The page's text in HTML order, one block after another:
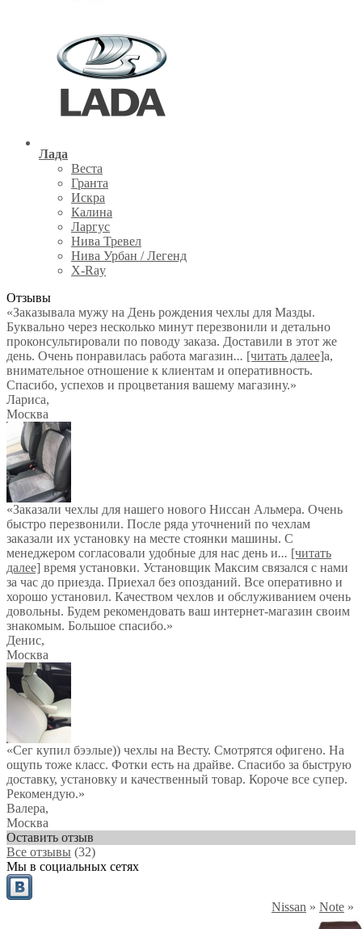
Лада
Веста
Гранта
Искра
Калина
Ларгус
Нива Тревел
Нива Урбан / Легенд
X-Ray
Отзывы
«Заказывала мужу на День рождения чехлы для Мазды.
Буквально через несколько минут перезвонили и детально
проконсультировали по поводу заказа. Доставили в этот же
день. Очень понравилась работа магазин... [читать далее]а,
внимательное отношение к клиентам и оперативность.
Спасибо, успехов и процветания вашему магазину.»
Лариса,
Москва
«Заказали чехлы для нашего нового Ниссан Альмера. Очень
быстро перезвонили. После ряда уточнений по чехлам
заказали их установку на месте стоянки машины. С
менеджером согласовали удобные для нас день и... [читать
далее] время установки. Установщик Максим связался с нами
за час до приезда. Приехал без опозданий. Все оперативно и
хорошо установил. Качеством чехлов и обслуживанием очень
довольны. Будем рекомендовать ваш интернет-магазин своим
знакомым. Большое спасибо.»
Денис,
Москва
«Сег купил бээлые)) чехлы на Весту. Смотрятся офигено. На
ощупь тоже класс. Фотки есть на драйве. Спасибо за быструю
доставку, установку и качественный товар. Короче все супер.
Рекомендую.»
Валера,
Москва
Оставить отзыв
Все отзывы (32)
Мы в социальных сетях
Nissan » Note »